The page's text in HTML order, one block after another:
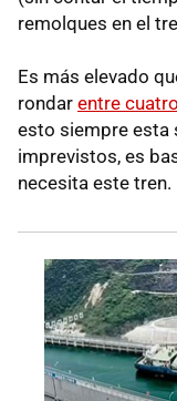
remolques en el
Es más elevado
rondar entre
esto siempre esta
imprevistos, es
necesita este tren.